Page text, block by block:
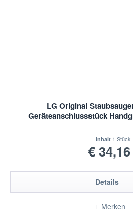
LG Original
Geräteanschlussstück
Inhalt 1 Stück
€
Details
Merken